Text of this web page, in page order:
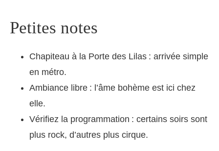
Petites notes
Chapiteau à la Porte des Lilas : arrivée simple
en métro.
Ambiance libre : l’âme bohème est ici chez
elle.
Vérifiez la programmation : certains soirs sont
plus rock, d’autres plus cirque.